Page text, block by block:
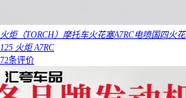
火炬（TORCH）摩托车火花塞A7RC电喷国四火
125 火炬 A7RC
72条评价